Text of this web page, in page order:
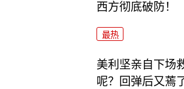
西方彻底破防！
最热
美利坚亲自下场
呢？回弹后又蔫